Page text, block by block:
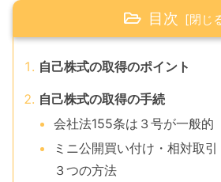
目次
自己株式の取得のポイント
自己株式の取得の手続
会社法155条は３号が一般的
ミニ公開買い付け・相対取
３つの方法